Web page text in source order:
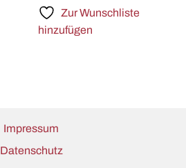
Zur Wunschliste
hinzufügen
Impressum
Datenschutz